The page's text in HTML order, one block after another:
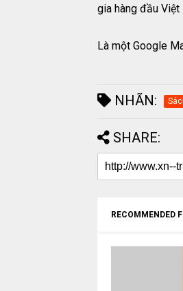
gia hàng đầu
Là một Google
NHÃN:
SHARE:
RECOMMENDED